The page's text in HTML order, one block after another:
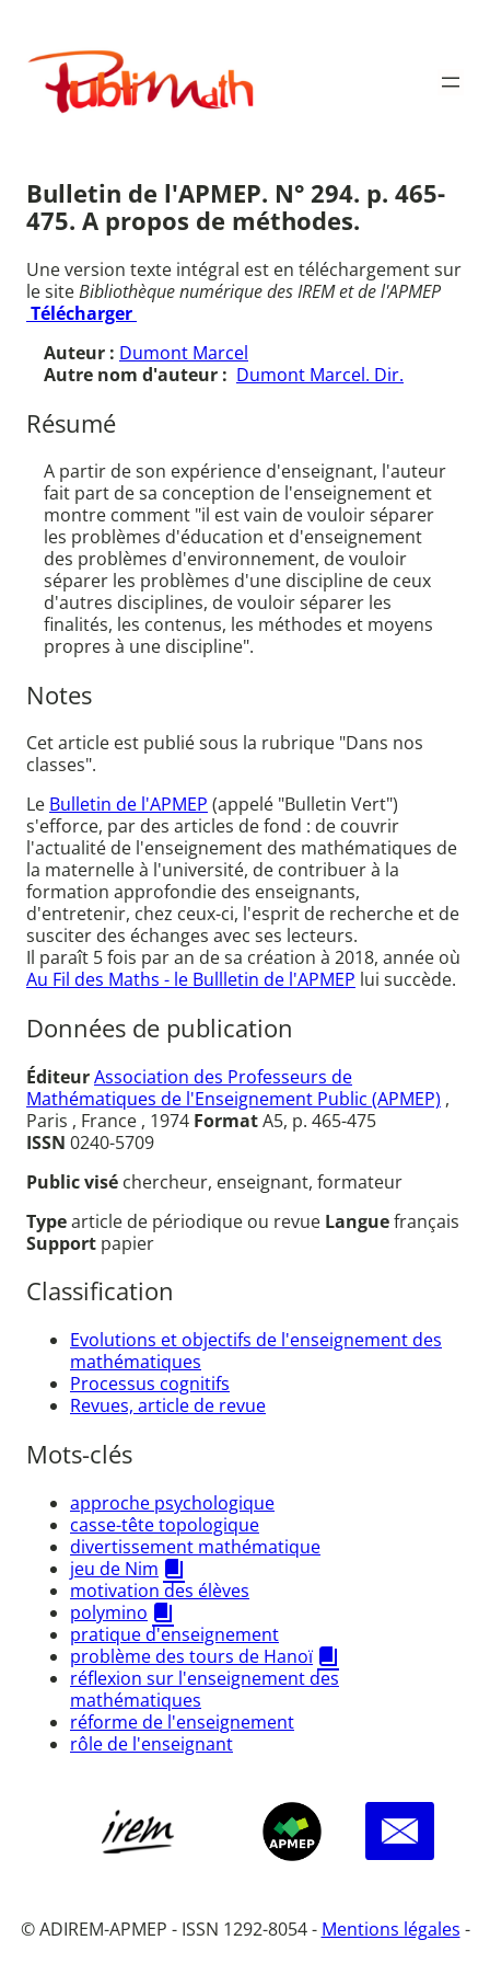
contenu
Publimath
Bulletin de l'APMEP. N° 294. p. 465-
475. A propos de méthodes.
Une version texte intégral est en téléchargement sur
le siteBibliothèque numérique des IREM et de l'APMEP
Télécharger
Auteur : Dumont Marcel
Autre nom d'auteur : Dumont Marcel. Dir.
Résumé
A partir de son expérience d'enseignant, l'auteur
fait part de sa conception de l'enseignement et
montre comment "il est vain de vouloir séparer
les problèmes d'éducation et d'enseignement
des problèmes d'environnement, de vouloir
séparer les problèmes d'une discipline de ceux
d'autres disciplines, de vouloir séparer les
finalités, les contenus, les méthodes et moyens
propres à une discipline".
Notes
Cet article est publié sous la rubrique "Dans nos
classes".
Le Bulletin de l'APMEP (appelé "Bulletin Vert")
s'efforce, par des articles de fond : de couvrir
l'actualité de l'enseignement des mathématiques de
la maternelle à l'université, de contribuer à la
formation approfondie des enseignants,
d'entretenir, chez ceux-ci, l'esprit de recherche et de
susciter des échanges avec ses lecteurs.
Il paraît 5 fois par an de sa création à 2018, année où
Au Fil des Maths - le Bullletin de l'APMEP lui succède.
Données de publication
ÉditeurAssociation des Professeurs de
Mathématiques de l'Enseignement Public (APMEP) ,
Paris , France , 1974 FormatA5, p. 465-475
ISSN 0240-5709
Public visé chercheur, enseignant, formateur
Typearticle de périodique ou revue Languefrançais
Support papier
Classification
Evolutions et objectifs de l'enseignement des
mathématiques
Processus cognitifs
Revues, article de revue
Mots-clés
approche psychologique
casse-tête topologique
divertissement mathématique
jeu de Nim
motivation des élèves
polymino
pratique d'enseignement
problème des tours de Hanoï
réflexion sur l'enseignement des
mathématiques
réforme de l'enseignement
rôle de l'enseignant
© ADIREM-APMEP - ISSN 1292-8054 - Mentions légales -